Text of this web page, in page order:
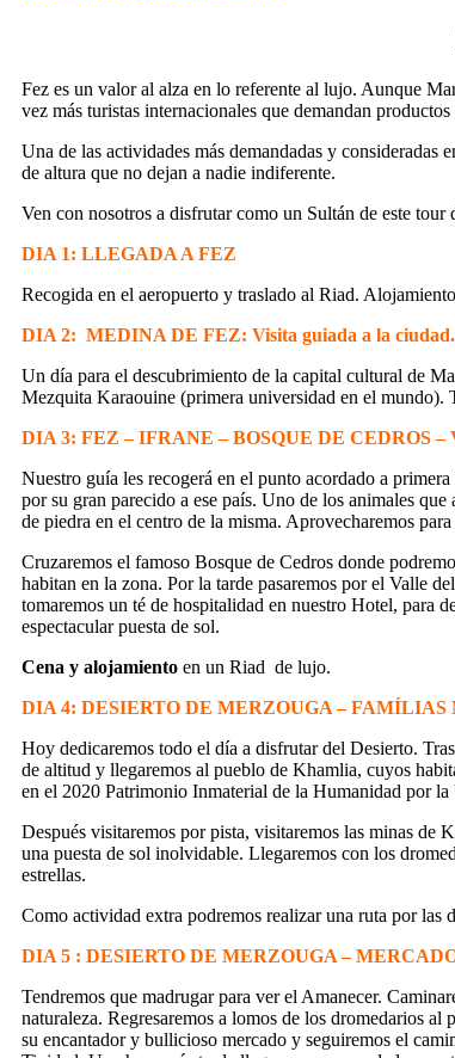
Fez es un valor al alza en lo referente al lujo. Aunque
vez más turistas internacionales que demandan productos
Una de las actividades más demandadas y consideradas
de altura que no dejan a nadie indiferente.
Ven con nosotros a disfrutar como un Sultán de este tour
DIA 1: LLEGADA A FEZ
Recogida en el aeropuerto y traslado al Riad.
DIA 2: MEDINA DE FEZ: Visita guiada a la ciudad.
Un día para el descubrimiento de la capital cultural de
Mezquita Karaouine (primera universidad en el mundo).
DIA 3: FEZ – IFRANE – BOSQUE DE CEDROS
Nuestro guía les recogerá en el punto acordado a
por su gran parecido a ese país. Uno de los animales
de piedra en el centro de la misma. Aprovecharemos
Cruzaremos el famoso Bosque de Cedros donde
habitan en la zona. Por la tarde pasaremos por el Valle
tomaremos un té de hospitalidad en nuestro Hotel, para
espectacular puesta de sol.
Cena y alojamiento en un Riad de lujo.
DIA 4: DESIERTO DE MERZOUGA –
Hoy dedicaremos todo el día a disfrutar del Desierto.
de altitud y llegaremos al pueblo de Khamlia, cuyos
en el 2020 Patrimonio Inmaterial de la Humanidad por
Después visitaremos por pista, visitaremos las minas de
una puesta de sol inolvidable. Llegaremos con los
estrellas.
Como actividad extra podremos realizar una ruta por las
DIA 5 : DESIERTO DE MERZOUGA –
Tendremos que madrugar para ver el Amanecer.
naturaleza. Regresaremos a lomos de los dromedarios
su encantador y bullicioso mercado y seguiremos el